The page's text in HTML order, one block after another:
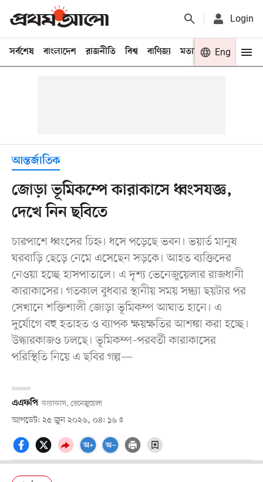
Login
সর্বশেষ বাংলাদেশ রাজনীতি বিশ্ব বাণিজ্য মতামত খেলা
Eng
আন্তর্জাতিক
জোড়া ভূমিকম্পে কারাকাসে ধ্বংসযজ্ঞ,
দেখে নিন ছবিতে
চারপাশে ধ্বংসের চিহ্ন। ধসে পড়েছে ভবন। ভয়ার্ত মানুষ
ঘরবাড়ি ছেড়ে নেমে এসেছেন সড়কে। আহত ব্যক্তিদের
নেওয়া হচ্ছে হাসপাতালে। এ দৃশ্য ভেনেজুয়েলার রাজধানী
কারাকাসের। গতকাল বুধবার স্থানীয় সময় সন্ধ্যা ছয়টার পর
সেখানে শক্তিশালী জোড়া ভূমিকম্প আঘাত হানে। এ
দুর্যোগে বহু হতাহত ও ব্যাপক ক্ষয়ক্ষতির আশঙ্কা করা হচ্ছে।
উদ্ধারকাজও চলছে। ভূমিকম্প–পরবর্তী কারাকাসের
পরিস্থিতি নিয়ে এ ছবির গল্প—
এএফপি কারাকাস, ভেনেজুয়েলা
আপডেট: ২৫ জুন ২০২৬, ০৪: ১৬